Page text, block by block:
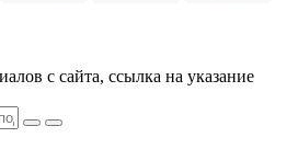
с сайта, ссылка на указание